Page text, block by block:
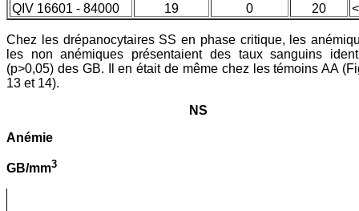
QIV 16601 - 84000
19 0 20
Chez les drépanocytaires SS en phase critique, les
les non anémiques présentaient des taux sanguins
(p>0,05) des GB. Il en était de même chez les témoins AA
13 et 14).
NS
Anémie
GB/mm3